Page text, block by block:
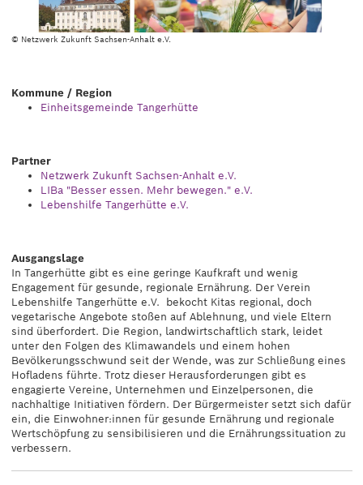
© Netzwerk Zukunft Sachsen-Anhalt e.V.
Kommune / Region
Einheitsgemeinde Tangerhütte
Partner
Netzwerk Zukunft Sachsen-Anhalt e.V.
LIBa "Besser essen. Mehr bewegen." e.V.
Lebenshilfe Tangerhütte e.V.
Ausgangslage
In Tangerhütte gibt es eine geringe Kaufkraft und wenig
Engagement für gesunde, regionale Ernährung. Der Verein
Lebenshilfe Tangerhütte e.V. bekocht Kitas regional, doch
vegetarische Angebote stoßen auf Ablehnung, und viele Eltern
sind überfordert. Die Region, landwirtschaftlich stark, leidet
unter den Folgen des Klimawandels und einem hohen
Bevölkerungsschwund seit der Wende, was zur Schließung eines
Hofladens führte. Trotz dieser Herausforderungen gibt es
engagierte Vereine, Unternehmen und Einzelpersonen, die
nachhaltige Initiativen fördern. Der Bürgermeister setzt sich dafür
ein, die Einwohner:innen für gesunde Ernährung und regionale
Wertschöpfung zu sensibilisieren und die Ernährungssituation zu
verbessern.